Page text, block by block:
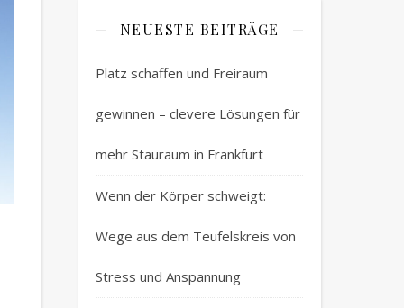
NEUESTE BEITRÄGE
Platz schaffen und Freiraum
gewinnen – clevere Lösungen für
mehr Stauraum in Frankfurt
Wenn der Körper schweigt:
Wege aus dem Teufelskreis von
Stress und Anspannung